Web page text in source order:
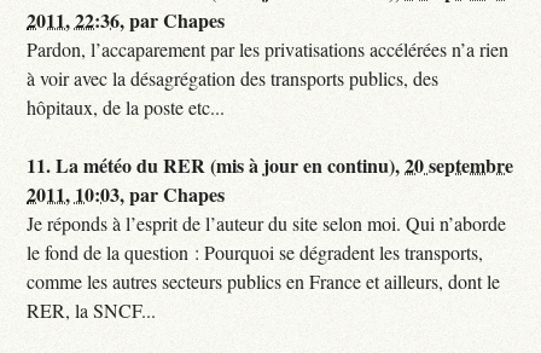
2011, 22:36,parChapes
Pardon, l’accaparement par les privatisations accélérées n’a rien
à voir avec la désagrégation des transports publics, des
hôpitaux, de la poste etc...
11.La météo du RER (mis à jour en continu),20 septembre
2011, 10:03,parChapes
Je réponds à l’esprit de l’auteur du site selon moi. Qui n’aborde
le fond de la question : Pourquoi se dégradent les transports,
comme les autres secteurs publics en France et ailleurs, dont le
RER, la SNCF...